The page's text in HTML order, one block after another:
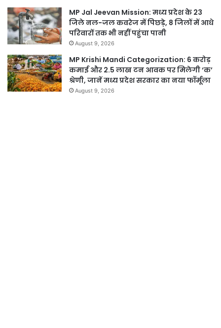
MP Jal Jeevan Mission: मध्य प्रदेश के 23
जिले नल-जल कवरेज में पिछड़े, 8 जिलों में आधे
परिवारों तक भी नहीं पहुंचा पानी
August 9, 2026
MP Krishi Mandi Categorization: 6 करोड़
कमाई और 2.5 लाख टन आवक पर मिलेगी ‘क’
श्रेणी, जानें मध्य प्रदेश सरकार का नया फॉर्मूला
August 9, 2026